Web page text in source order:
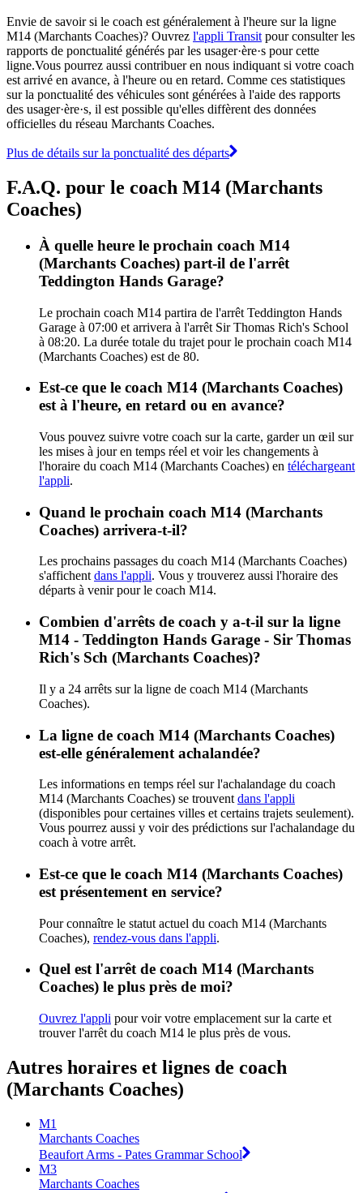
Envie de savoir si le coach est généralement à l'heure sur la ligne
M14 (Marchants Coaches)? Ouvrez l'appli Transit pour consulter les
rapports de ponctualité générés par les usager·ère·s pour cette
ligne.Vous pourrez aussi contribuer en nous indiquant si votre coach
est arrivé en avance, à l'heure ou en retard. Comme ces statistiques
sur la ponctualité des véhicules sont générées à l'aide des rapports
des usager·ère·s, il est possible qu'elles diffèrent des données
officielles du réseau Marchants Coaches.
Plus de détails sur la ponctualité des départs
F.A.Q. pour le coach M14 (Marchants
Coaches)
À quelle heure le prochain coach M14
(Marchants Coaches) part-il de l'arrêt
Teddington Hands Garage?
Le prochain coach M14 partira de l'arrêt Teddington Hands
Garage à 07:00 et arrivera à l'arrêt Sir Thomas Rich's School
à 08:20. La durée totale du trajet pour le prochain coach M14
(Marchants Coaches) est de 80.
Est-ce que le coach M14 (Marchants Coaches)
est à l'heure, en retard ou en avance?
Vous pouvez suivre votre coach sur la carte, garder un œil sur
les mises à jour en temps réel et voir les changements à
l'horaire du coach M14 (Marchants Coaches) en téléchargeant
l'appli.
Quand le prochain coach M14 (Marchants
Coaches) arrivera-t-il?
Les prochains passages du coach M14 (Marchants Coaches)
s'affichent dans l'appli. Vous y trouverez aussi l'horaire des
départs à venir pour le coach M14.
Combien d'arrêts de coach y a-t-il sur la ligne
M14 - Teddington Hands Garage - Sir Thomas
Rich's Sch (Marchants Coaches)?
Il y a 24 arrêts sur la ligne de coach M14 (Marchants
Coaches).
La ligne de coach M14 (Marchants Coaches)
est-elle généralement achalandée?
Les informations en temps réel sur l'achalandage du coach
M14 (Marchants Coaches) se trouvent dans l'appli
(disponibles pour certaines villes et certains trajets seulement).
Vous pourrez aussi y voir des prédictions sur l'achalandage du
coach à votre arrêt.
Est-ce que le coach M14 (Marchants Coaches)
est présentement en service?
Pour connaître le statut actuel du coach M14 (Marchants
Coaches), rendez-vous dans l'appli.
Quel est l'arrêt de coach M14 (Marchants
Coaches) le plus près de moi?
Ouvrez l'appli pour voir votre emplacement sur la carte et
trouver l'arrêt du coach M14 le plus près de vous.
Autres horaires et lignes de coach
(Marchants Coaches)
M1
Marchants Coaches
Beaufort Arms - Pates Grammar School
M3
Marchants Coaches